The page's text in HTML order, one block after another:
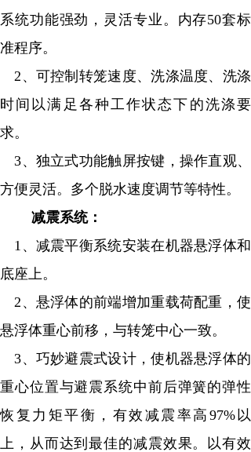
系统功能强劲，灵活专业。内存50套标
准程序。
2、可控制转笼速度、洗涤温度、洗涤
时间以满足各种工作状态下的洗涤要
求。
3、独立式功能触屏按键，操作直观、
方便灵活。多个脱水速度调节等特性。
减震系统：
1、减震平衡系统安装在机器悬浮体和
底座上。
2、悬浮体的前端增加重载荷配重，使
悬浮体重心前移，与转笼中心一致。
3、巧妙避震式设计，使机器悬浮体的
重心位置与避震系统中前后弹簧的弹性
恢复力矩平衡，有效减震率高97%以
上，从而达到最佳的减震效果。以有效